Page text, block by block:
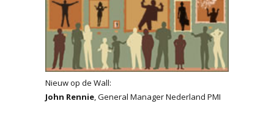
Nieuw op de Wall:
John Rennie, General Manager Nederland PMI